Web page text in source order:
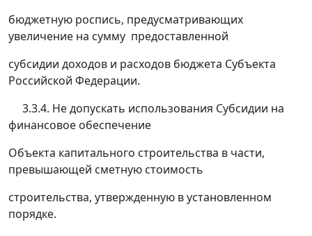
бюджетную роспись, предусматривающих
увеличение на сумму предоставленной
субсидии доходов и расходов бюджета Субъекта
Российской Федерации.
3.3.4. Не допускать использования Субсидии на
финансовое обеспечение
Объекта капитального строительства в части,
превышающей сметную стоимость
строительства, утвержденную в установленном
порядке.